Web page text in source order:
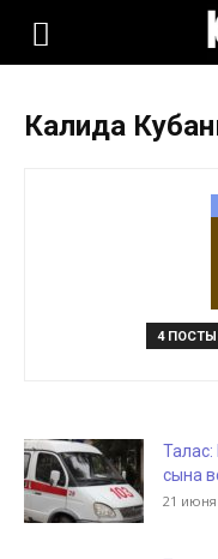
KLOOP.KG
Калида
4 ПОСТЫ
сына
21 июня